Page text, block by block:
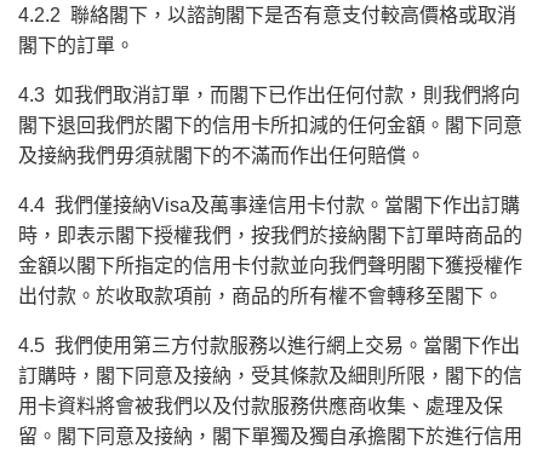
4.2.2 聯絡閣下，以諮詢閣下是否有意支付較高價格或取消
閣下的訂單。
4.3 如我們取消訂單，而閣下已作出任何付款，則我們將向
閣下退回我們於閣下的信用卡所扣減的任何金額。閣下同意
及接納我們毋須就閣下的不滿而作出任何賠償。
4.4 我們僅接納Visa及萬事達信用卡付款。當閣下作出訂購
時，即表示閣下授權我們，按我們於接納閣下訂單時商品的
金額以閣下所指定的信用卡付款並向我們聲明閣下獲授權作
出付款。於收取款項前，商品的所有權不會轉移至閣下。
4.5 我們使用第三方付款服務以進行網上交易。當閣下作出
訂購時，閣下同意及接納，受其條款及細則所限，閣下的信
用卡資料將會被我們以及付款服務供應商收集、處理及保
留。閣下同意及接納，閣下單獨及獨自承擔閣下於進行信用